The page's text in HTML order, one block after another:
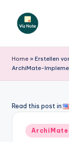
iz
N
t
Home » Erstellen
ArchiMate-
Read this post in:
Posted
in
ArchiMate